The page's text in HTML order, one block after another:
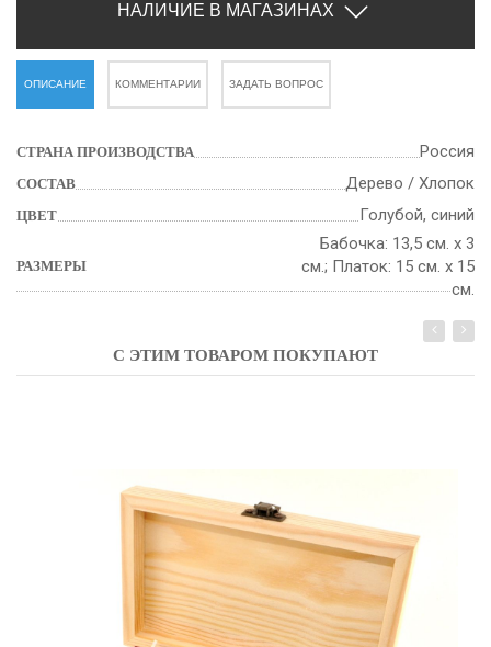
НАЛИЧИЕ В МАГАЗИНАХ
ОПИСАНИЕ КОММЕНТАРИИ ЗАДАТЬ ВОПРОС
СТРАНА ПРОИЗВОДСТВА Россия
СОСТАВ Дерево / Хлопок
ЦВЕТ Голубой, синий
РАЗМЕРЫ
Бабочка: 13,5 см. х 3
см.; Платок: 15 см. х 15
см.
С ЭТИМ ТОВАРОМ ПОКУПАЮТ